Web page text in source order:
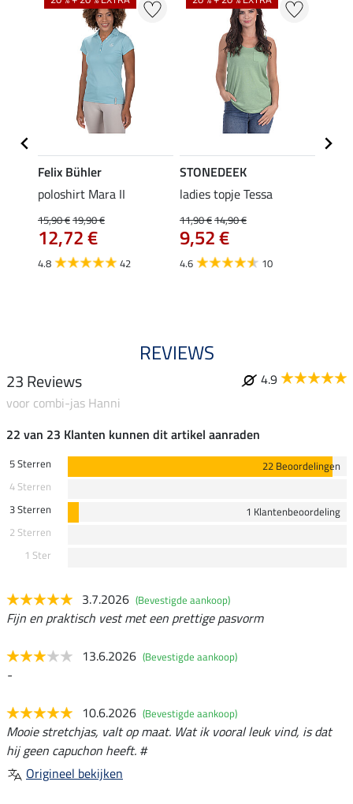
Felix Bühler
poloshirt Mara II
15,90 €19,90 €
12,72 €
4.8 42
STONEDEEK
ladies topje Tessa
11,90 €14,90 €
9,52 €
4.6 10
REVIEWS
23 Reviews
4.9
voor combi-jas Hanni
22 van 23 Klanten kunnen dit artikel aanraden
5 Sterren
22 Beoordelingen
4 Sterren
3 Sterren
1 Klantenbeoordeling
2 Sterren
1 Ster
3.7.2026 (Bevestigde aankoop)
Fijn en praktisch vest met een prettige pasvorm
13.6.2026 (Bevestigde aankoop)
-
10.6.2026 (Bevestigde aankoop)
Mooie stretchjas, valt op maat. Wat ik vooral leuk vind, is dat
hij geen capuchon heeft. #
Origineel bekijken